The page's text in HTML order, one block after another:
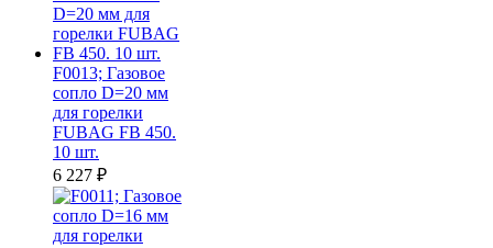
F0013; Газовое
сопло D=20 мм
для горелки
FUBAG FB 450.
10 шт.
6 227 ₽